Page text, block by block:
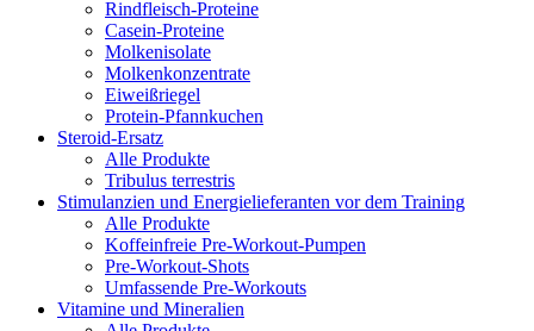
Rindfleisch-Proteine
Casein-Proteine
Molkenisolate
Molkenkonzentrate
Eiweißriegel
Protein-Pfannkuchen
Steroid-Ersatz
Alle Produkte
Tribulus terrestris
Stimulanzien und Energielieferanten vor dem Training
Alle Produkte
Koffeinfreie Pre-Workout-Pumpen
Pre-Workout-Shots
Umfassende Pre-Workouts
Vitamine und Mineralien